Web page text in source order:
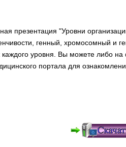
презентация "Уровни
генный, хромосомный и
уровня. Вы можете либо на
портала для